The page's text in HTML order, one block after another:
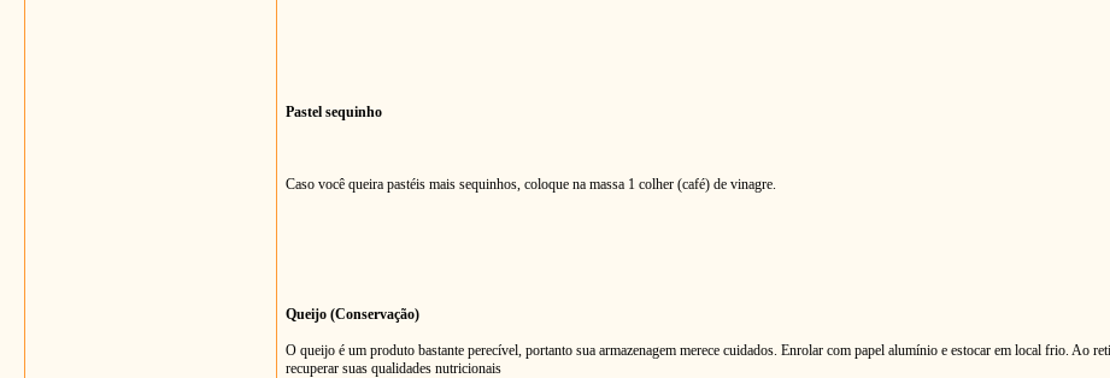
Pastel sequinho
Caso você queira pastéis mais sequinhos, coloque na massa 1 colher (café) de vinagre.
Queijo (Conservação)
O queijo é um produto bastante perecível, portanto sua armazenagem merece cuidados. Enrolar com papel alumínio e estocar em local frio. Ao
recuperar suas qualidades nutricionais